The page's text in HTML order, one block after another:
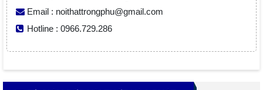
Email : noithattrongphu@gmail.com
Hotline : 0966.729.286